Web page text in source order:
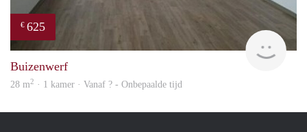
€ 625
Buizenwerf
28 m2 · 1 kamer · Vanaf ? - Onbepaalde tijd